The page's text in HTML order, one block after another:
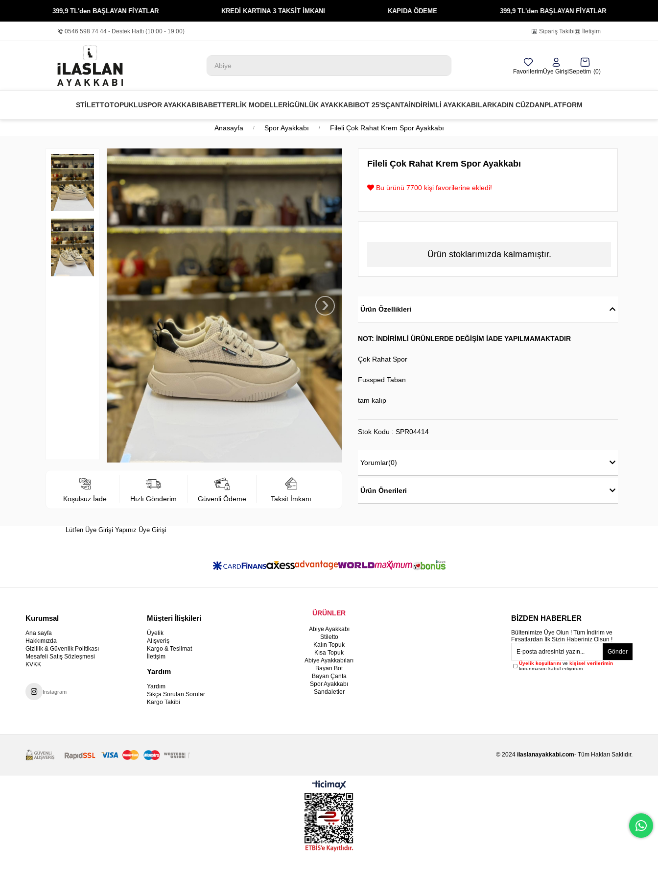
399,9 TL'den BAŞLAYAN FİYATLAR KREDİ KARTINA 3 TAKSİT İMKANI KAPIDA ÖDEME 399,9 TL'den BAŞLAYAN FİYATLAR
0546 598 74 44 - Destek Hattı (10:00 - 19:00) Sipariş Takibi İletişim
FavorilerimÜye GirişiSepetim 0
STİLETTOTOPUKLUSPOR AYAKKABIBABETTERLİK MODELLERİGÜNLÜK AYAKKABIBOT 25'SÇANTAİNDİRİMLİ AYAKKABILARKADIN CÜZDANPLATFORM
Anasayfa Spor Ayakkabı Fileli Çok Rahat Krem Spor Ayakkabı
›
Koşulsuz İade Hızlı Gönderim Güvenli Ödeme Taksit İmkanı
Fileli Çok Rahat Krem Spor Ayakkabı
Bu ürünü 7700 kişi favorilerine ekledi!
Ürün stoklarımızda kalmamıştır.
Ürün Özellikleri
NOT: İNDİRİMLİ ÜRÜNLERDE DEĞİŞİM İADE YAPILMAMAKTADIR
Çok Rahat Spor
Fussped Taban
tam kalıp
Stok Kodu : SPR04414
Yorumlar(0)
Ürün Önerileri
Lütfen Üye Girişi Yapınız Üye Girişi
Kurumsal
Ana sayfa
Hakkımızda
Gizlilik & Güvenlik Politikası
Mesafeli Satış Sözleşmesi
KVKK
Instagram
Müşteri İlişkileri
Üyelik
Alışveriş
Kargo & Teslimat
İletişim
Yardım
Yardım
Sıkça Sorulan Sorular
Kargo Takibi
ÜRÜNLER
Abiye Ayakkabı
Stiletto
Kalın Topuk
Kısa Topuk
Abiye Ayakkabıları
Bayan Bot
Bayan Çanta
Spor Ayakkabı
Sandaletler
BİZDEN HABERLER
Bültenimize Üye Olun ! Tüm İndirim ve
Fırsatlardan İlk Sizin Haberiniz Olsun !
Gönder
Üyelik koşullarını vekişisel verilerimin
korunmasını kabul ediyorum.
© 2024ilaslanayakkabi.com- Tüm Hakları Saklıdır.